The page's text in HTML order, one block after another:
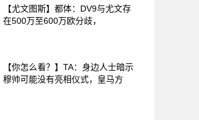
【尤文图斯】都体：DV9与尤文存
在500万至600万欧分歧，
【你怎么看？】TA：身边人士暗示
穆帅可能没有亮相仪式，皇马方